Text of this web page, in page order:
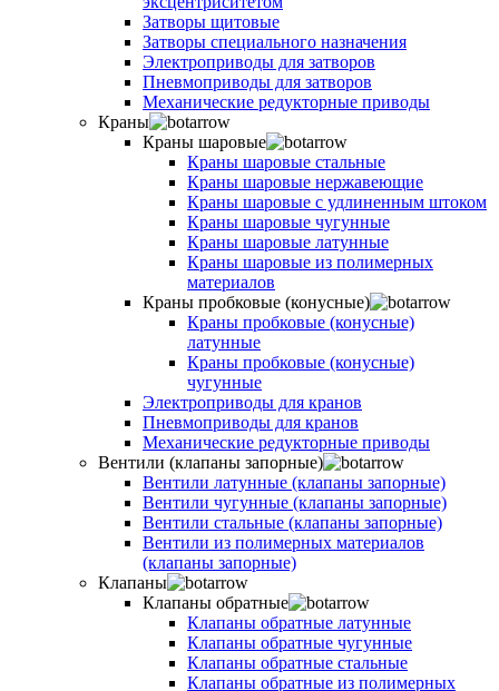
Затворы щитовые
Затворы специального назначения
Электроприводы для затворов
Пневмоприводы для затворов
Механические редукторные приводы
Краны
Краны шаровые
Краны шаровые стальные
Краны шаровые нержавеющие
Краны шаровые с удлиненным штоком
Краны шаровые чугунные
Краны шаровые латунные
Краны шаровые из полимерных
материалов
Краны пробковые (конусные)
Краны пробковые (конусные)
латунные
Краны пробковые (конусные)
чугунные
Электроприводы для кранов
Пневмоприводы для кранов
Механические редукторные приводы
Вентили (клапаны запорные)
Вентили латунные (клапаны запорные)
Вентили чугунные (клапаны запорные)
Вентили стальные (клапаны запорные)
Вентили из полимерных материалов
(клапаны запорные)
Клапаны
Клапаны обратные
Клапаны обратные латунные
Клапаны обратные чугунные
Клапаны обратные стальные
Клапаны обратные из полимерных